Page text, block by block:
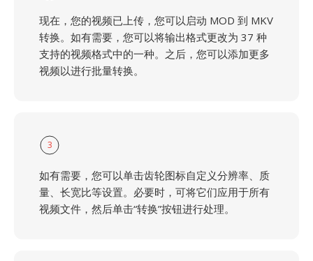
现在，您的视频已上传，您可以启动 MOD 到 MKV
转换。如有需要，您可以将输出格式更改为 37 种
支持的视频格式中的一种。之后，您可以添加更多
视频以进行批量转换。
3
如有需要，您可以单击齿轮图标自定义分辨率、质
量、长宽比等设置。必要时，可将它们应用于所有
视频文件，然后单击“转换”按钮进行处理。